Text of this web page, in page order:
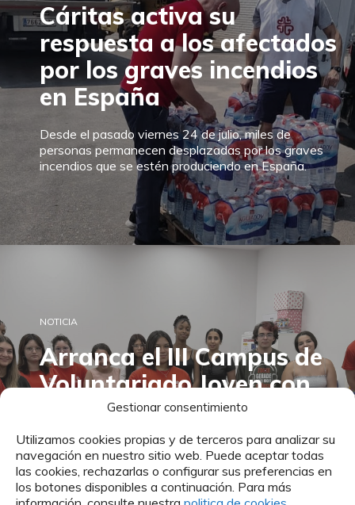
Gestionar consentimiento
Utilizamos cookies propias y de terceros para analizar su
navegación en nuestro sitio web. Puede aceptar todas
las cookies, rechazarlas o configurar sus preferencias en
los botones disponibles a continuación. Para más
Cáritas activa su
respuesta a los afectados
por los graves incendios
en España
Desde el pasado viernes 24 de julio, miles de
personas permanecen desplazadas por los graves
incendios que se estén produciendo en España.
NOTICIA
Arranca el III Campus de
Voluntariado Joven con
formación, convivencia y
compromiso social
Dos semanas para aprender, compartir y
comprometerse con las personas más vulnerables. El